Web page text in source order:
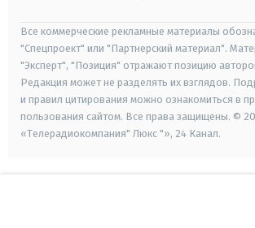
Все коммерческие рекламные материалы
"Спецпроект" или "Партнерский материал".
"Эксперт", "Позиция" отражают позицию
Редакция может не разделять их взглядов.
и правил цитирования можно ознакомиться в
пользования сайтом. Все права защищены. ©
«Телерадиокомпания" Люкс "», 24 Канал.